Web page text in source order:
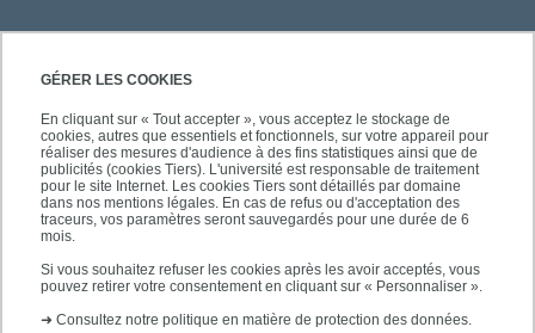
GÉRER LES COOKIES
En cliquant sur « Tout accepter », vous acceptez le stockage de
cookies, autres que essentiels et fonctionnels, sur votre appareil pour
réaliser des mesures d'audience à des fins statistiques ainsi que de
publicités (cookies Tiers). L'université est responsable de traitement
pour le site Internet. Les cookies Tiers sont détaillés par domaine
dans nos mentions légales. En cas de refus ou d'acceptation des
traceurs, vos paramètres seront sauvegardés pour une durée de 6
mois.
Si vous souhaitez refuser les cookies après les avoir acceptés, vous
pouvez retirer votre consentement en cliquant sur « Personnaliser ».
➜ Consultez notre politique en matière de protection des données.
PRATIQUE
ACCÈS RAPIDES
SUIVEZ-NOUS